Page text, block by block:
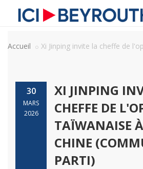
Accueil Xi Jinping invite la cheffe de
30
MARS
2026
XI JINPING
CHEFFE DE
TAÏWANAISE
CHINE
PARTI)